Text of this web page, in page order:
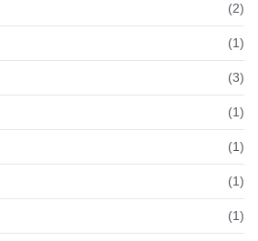
(2)
(1)
(3)
(1)
(1)
(1)
(1)